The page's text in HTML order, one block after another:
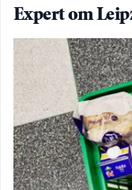
Expert om